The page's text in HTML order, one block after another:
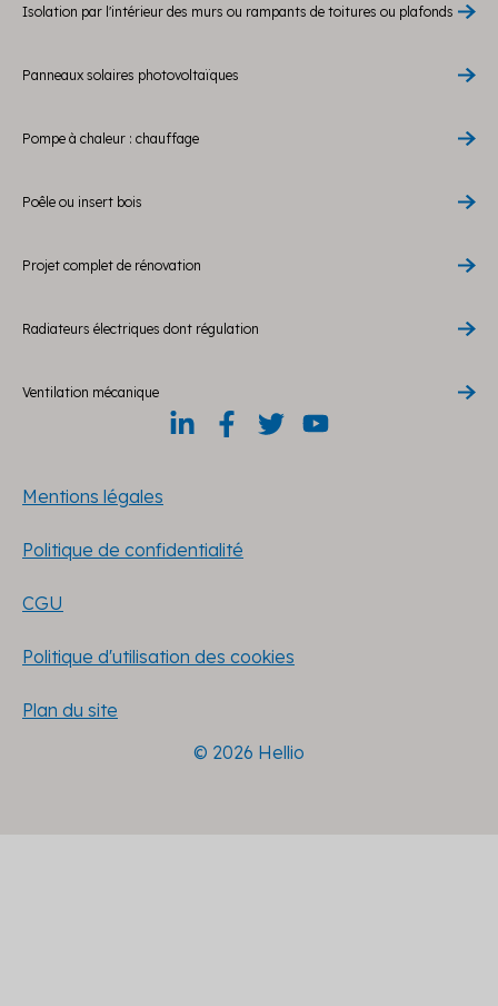
Isolation par l'intérieur des murs ou rampants de toitures ou plafonds
Panneaux solaires photovoltaïques
Pompe à chaleur : chauffage
Poêle ou insert bois
Projet complet de rénovation
Radiateurs électriques dont régulation
Ventilation mécanique
Mentions légales
Politique de confidentialité
CGU
Politique d'utilisation des cookies
Plan du site
© 2026 Hellio